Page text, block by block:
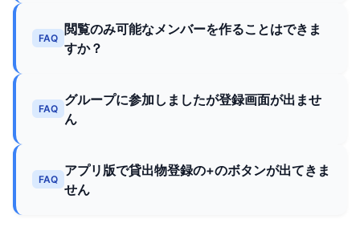
FAQ
閲覧のみ可能なメンバーを作ることはできま
すか？
FAQ
グループに参加しましたが登録画面が出ませ
ん
FAQ
アプリ版で貸出物登録の+のボタンが出てきま
せん